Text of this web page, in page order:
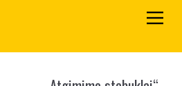
0667 19366